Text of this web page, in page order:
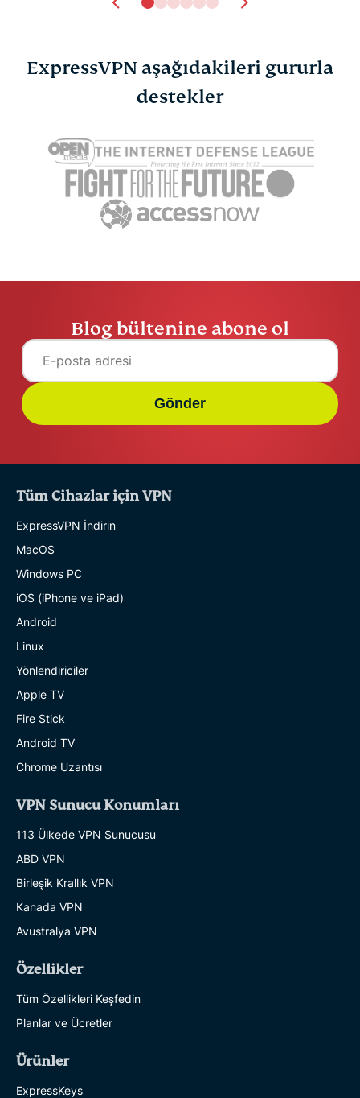
ExpressVPN aşağıdakileri gururla
destekler
Blog bültenine abone ol
Gönder
Tüm Cihazlar için VPN
ExpressVPN İndirin
MacOS
Windows PC
iOS (iPhone ve iPad)
Android
Linux
Yönlendiriciler
Apple TV
Fire Stick
Android TV
Chrome Uzantısı
VPN Sunucu Konumları
113 Ülkede VPN Sunucusu
ABD VPN
Birleşik Krallık VPN
Kanada VPN
Avustralya VPN
Özellikler
Tüm Özellikleri Keşfedin
Planlar ve Ücretler
Ürünler
ExpressKeys